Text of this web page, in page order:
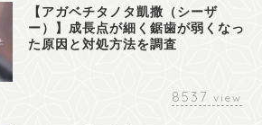
【アガベチタノタ凱撒（シーザ
ー）】成長点が細く鋸歯が弱くなっ
た原因と対処方法を調査
8537 view